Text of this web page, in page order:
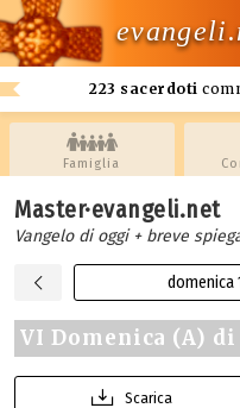
223 sacerdoti
Famiglia
Master·evangeli.net
Vangelo di oggi + breve
domenica
VI Domenica (A) di
Scarica